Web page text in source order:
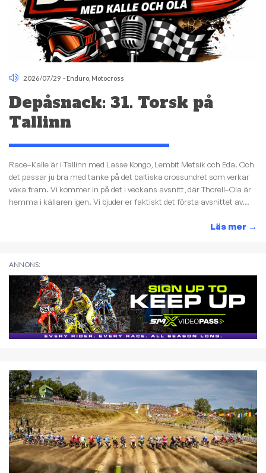
2026/07/29 - Enduro Motocross
Depåsnack: 31. Torsk på
Tallinn
Race–Kalle är i Tallinn med Lasse Kongo, Lembit Metsik och Eda. Och
det passar ju bra med tanke på det baltiska crossundret som verkar
växa fram. Vi kommer in på det i veckans avsnitt, där Thorell–Ola är
hemma i källaren igen. Vi bjuder er faktiskt det första avsnittet av...
Läs mer →
ANNONS: